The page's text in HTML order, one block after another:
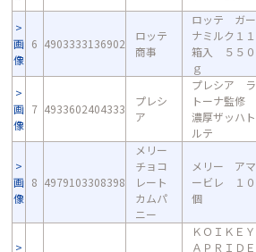
画
像
6 4903333136902
ロッテ
商事
ロッテ ガー
ナミルク１１
箱入 ５５０
ｇ
画
像
7 4933602404333
プレシ
ア
プレシア ラ
トーナ監修
濃厚ザッハト
ルテ
画
像
8 4979103308398
メリー
チョコ
レート
カムパ
ニー
メリー アマ
ービレ １０
個
ＫＯＩＫＥＹ
ＡＰＲＩＤＥ